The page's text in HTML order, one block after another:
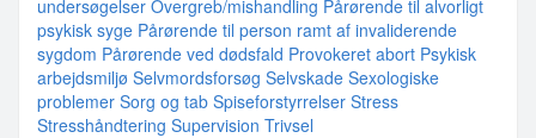
undersøgelser Overgreb/mishandling Pårørende til alvorligt
psykisk syge Pårørende til person ramt af invaliderende
sygdom Pårørende ved dødsfald Provokeret abort Psykisk
arbejdsmiljø Selvmordsforsøg Selvskade Sexologiske
problemer Sorg og tab Spiseforstyrrelser Stress
Stresshåndtering Supervision Trivsel